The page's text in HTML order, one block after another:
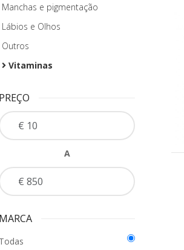
Manchas e pigmentação
Lábios e Olhos
Outros
Vitaminas
PREÇO
A
MARCA
Todas